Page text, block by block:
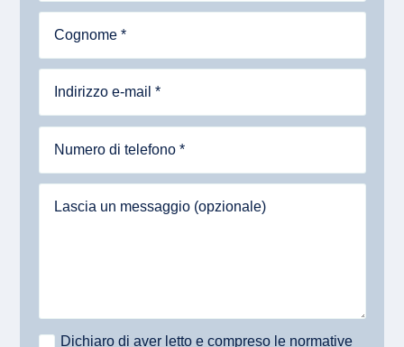
Dichiaro di aver letto e compreso le normative